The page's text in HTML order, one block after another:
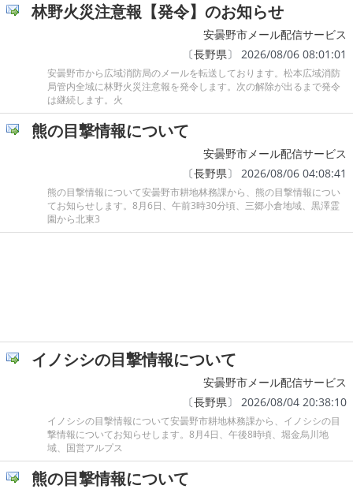
林野火災注意報【発令】のお知らせ
安曇野市メール配信サービス
〔長野県〕 2026/08/06 08:01:01
安曇野市から広域消防局のメールを転送しております。松本広域消防
局管内全域に林野火災注意報を発令します。次の解除が出るまで発令
は継続します。火
熊の目撃情報について
安曇野市メール配信サービス
〔長野県〕 2026/08/06 04:08:41
熊の目撃情報について安曇野市耕地林務課から、熊の目撃情報につい
てお知らせします。8月6日、午前3時30分頃、三郷小倉地域、黒澤霊
園から北東3
イノシシの目撃情報について
安曇野市メール配信サービス
〔長野県〕 2026/08/04 20:38:10
イノシシの目撃情報について安曇野市耕地林務課から、イノシシの目
撃情報についてお知らせします。8月4日、午後8時頃、堀金烏川地
域、国営アルプス
熊の目撃情報について